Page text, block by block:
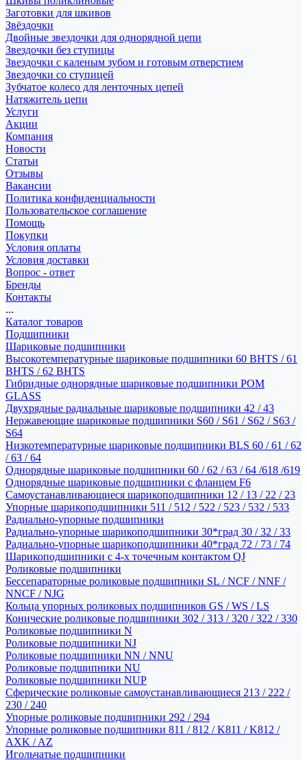
Заготовки для шкивов
Звёздочки
Двойные звездочки для однорядной цепи
Звездочки без ступицы
Звездочки с каленым зубом и готовым отверстием
Звездочки со ступицей
Зубчатое колесо для ленточных цепей
Натяжитель цепи
Услуги
Акции
Компания
Новости
Статьи
Отзывы
Вакансии
Политика конфиденциальности
Пользовательское соглашение
Помощь
Покупки
Условия оплаты
Условия доставки
Вопрос - ответ
Бренды
Контакты
...
Каталог товаров
Подшипники
Шариковые подшипники
Высокотемпературные шариковые подшипники 60 BHTS / 61
BHTS / 62 BHTS
Гибридные однорядные шариковые подшипники POM
GLASS
Двухрядные радиальные шариковые подшипники 42 / 43
Нержавеющие шариковые подшипники S60 / S61 / S62 / S63 /
S64
Низкотемпературные шариковые подшипники BLS 60 / 61 / 62
/ 63 / 64
Однорядные шариковые подшипники 60 / 62 / 63 / 64 /618 /619
Однорядные шариковые подшипники с фланцем F6
Самоустанавливающиеся шарикоподшипники 12 / 13 / 22 / 23
Упорные шарикоподшипники 511 / 512 / 522 / 523 / 532 / 533
Радиально-упорные подшипники
Радиально-упорные шарикоподшипники 30*град 30 / 32 / 33
Радиально-упорные шарикоподшипники 40*град 72 / 73 / 74
Шарикоподшипники с 4-х точечным контактом QJ
Роликовые подшипники
Бессепараторные роликовые подшипники SL / NCF / NNF /
NNCF / NJG
Кольца упорных роликовых подшипников GS / WS / LS
Конические роликовые подшипники 302 / 313 / 320 / 322 / 330
Роликовые подшипники N
Роликовые подшипники NJ
Роликовые подшипники NN / NNU
Роликовые подшипники NU
Роликовые подшипники NUP
Сферические роликовые самоустанавливающиеся 213 / 222 /
230 / 240
Упорные роликовые подшипники 292 / 294
Упорные роликовые подшипники 811 / 812 / K811 / K812 /
AXK / AZ
Игольчатые подшипники